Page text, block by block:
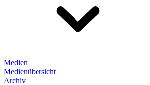
Medien
Medienübersicht
Archiv